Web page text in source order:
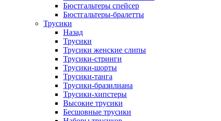
Бюстгальтеры спейсер
Бюстгальтеры-бралетты
Трусики
Назад
Трусики
Трусики женские слипы
Трусики-стринги
Трусики-шорты
Трусики-танга
Трусики-бразилиана
Трусики-хипстеры
Высокие трусики
Бесшовные трусики